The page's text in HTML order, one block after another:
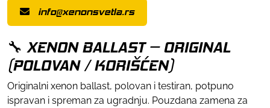
info@xenonsvetla.rs
🔧 XENON BALLAST – ORIGINAL
(POLOVAN / KORIŠĆEN)
Originalni xenon ballast, polovan i testiran, potpuno
ispravan i spreman za ugradnju. Pouzdana zamena za